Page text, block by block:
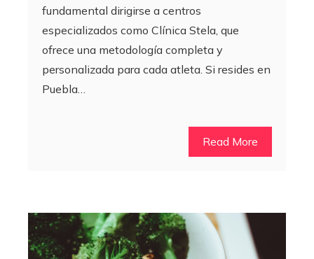
fundamental dirigirse a centros
especializados como Clínica Stela, que
ofrece una metodología completa y
personalizada para cada atleta. Si resides en
Puebla…
Read More